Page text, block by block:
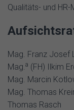
Qualitäts- und
Mag. Franz Josef
Mag.a (FH) Ilkim
Mag. Marcin
Mag. Thomas
Thomas Rasch